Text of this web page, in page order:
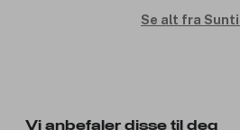
Se alt fra
Vi anbefaler disse til deg